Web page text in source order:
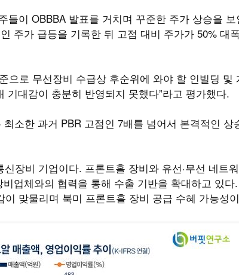
들이 OBBBA 발표를 거치며 꾸준한 주가 상승을
주가 급등을 기록한 뒤 고점 대비 주가가 50% 대
으로 무선장비 수급상 후순위에 와야 할 인빌딩 및
기대감이 충분히 반영되지 못했다”라고 평가했다.
소한 과거 PBR 고점인 7배를 넘어서 본격적인 상
장비 기업이다. 프론트홀 장비와 유선·무선 네트
업체와의 협력을 통해 수출 기반을 확대하고 있다
맞물리며 북미 프론트홀 장비 공급 수혜 가능성